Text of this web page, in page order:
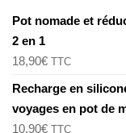
Pot nomade et
2 en 1
18,90€ TTC
Recharge en
voyages en pot de
10,90€ TTC